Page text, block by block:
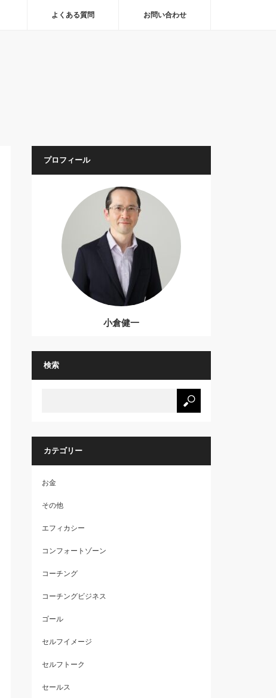
よくある質問 お問い合わせ
プロフィール
小倉健一
検索
カテゴリー
お金
その他
エフィカシー
コンフォートゾーン
コーチング
コーチングビジネス
ゴール
セルフイメージ
セルフトーク
セールス